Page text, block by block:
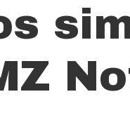
ou ESC para fechar